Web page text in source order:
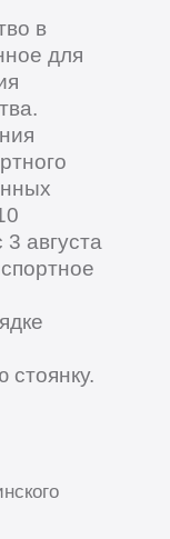
в
для
августа
стоянку.